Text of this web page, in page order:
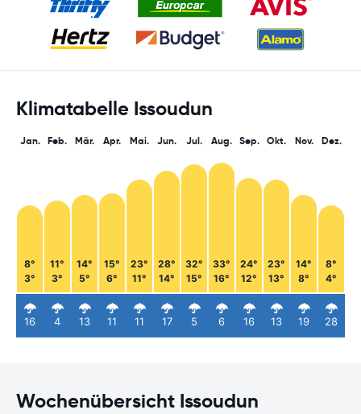
Klimatabelle Issoudun
Jan.
8°
3°
16
Feb.
11°
3°
4
Mär.
14°
5°
13
Apr.
15°
6°
11
Mai.
23°
11°
11
Jun.
28°
14°
17
Jul.
32°
15°
5
Aug.
33°
16°
6
Sep.
24°
12°
16
Okt.
23°
13°
13
Nov.
14°
8°
19
Dez.
8°
4°
28
Wochenübersicht Issoudun